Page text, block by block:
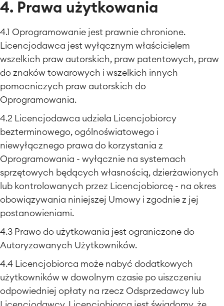
4. Prawa użytkowania
4.1 Oprogramowanie jest prawnie chronione.
Licencjodawca jest wyłącznym właścicielem
wszelkich praw autorskich, praw patentowych, praw
do znaków towarowych i wszelkich innych
pomocniczych praw autorskich do
Oprogramowania.
4.2 Licencjodawca udziela Licencjobiorcy
bezterminowego, ogólnoświatowego i
niewyłącznego prawa do korzystania z
Oprogramowania - wyłącznie na systemach
sprzętowych będących własnością, dzierżawionych
lub kontrolowanych przez Licencjobiorcę - na okres
obowiązywania niniejszej Umowy i zgodnie z jej
postanowieniami.
4.3 Prawo do użytkowania jest ograniczone do
Autoryzowanych Użytkowników.
4.4 Licencjobiorca może nabyć dodatkowych
użytkowników w dowolnym czasie po uiszczeniu
odpowiedniej opłaty na rzecz Odsprzedawcy lub